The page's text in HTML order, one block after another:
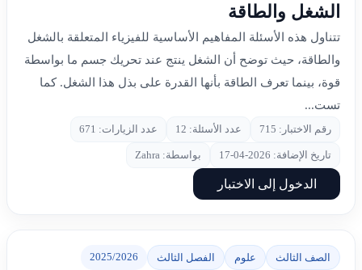
الشغل والطاقة
تتناول هذه الأسئلة المفاهيم الأساسية للفيزياء المتعلقة بالشغل
والطاقة، حيث توضح أن الشغل ينتج عند تحريك جسم ما بواسطة
قوة، بينما تعرف الطاقة بأنها القدرة على بذل هذا الشغل. كما
تست...
رقم الاختبار: 715 عدد الأسئلة: 12 عدد الزيارات: 671
تاريخ الإضافة: 2026-04-17 بواسطة: Zahra
الدخول إلى الاختبار
الصف الثالث علوم الفصل الثالث 2025/2026